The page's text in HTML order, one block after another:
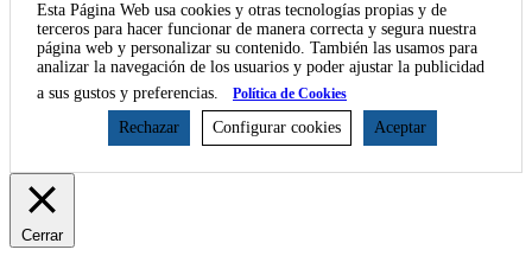
Esta Página Web usa cookies y otras tecnologías propias y de
terceros para hacer funcionar de manera correcta y segura nuestra
página web y personalizar su contenido. También las usamos para
analizar la navegación de los usuarios y poder ajustar la publicidad
a sus gustos y preferencias.
Política de Cookies
Rechazar Configurar cookies Aceptar
Cerrar